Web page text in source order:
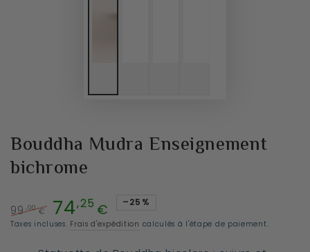
Bouddha Mudra Enseignement
bichrome
Prix
99,00 €
Prix
74,25 € –25%
Taxes incluses. Frais d'expédition calculés à l'étape de paiement.